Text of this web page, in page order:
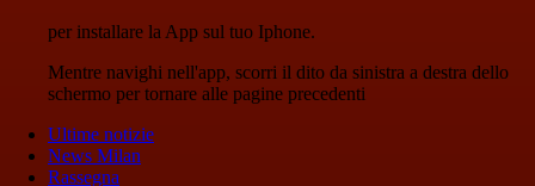
per installare la App sul tuo Iphone.
Mentre navighi nell'app, scorri il dito da sinistra a destra dello
schermo per tornare alle pagine precedenti
Ultime notizie
News Milan
Rassegna